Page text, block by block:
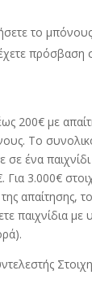
το
200€ με
. Το
σε ένα
. Για 3.000€
απαίτησης,
παιχνίδια
.